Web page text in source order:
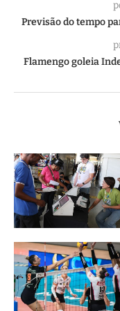
Previsão do tempo
Flamengo goleia